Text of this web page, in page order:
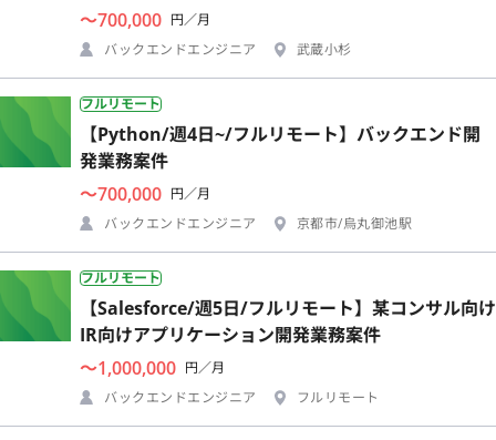
〜700,000 円／月
バックエンドエンジニア
武蔵小杉
フルリモート
【Python/週4日~/フルリモート】バックエンド開
発業務案件
〜700,000 円／月
バックエンドエンジニア
京都市/烏丸御池駅
フルリモート
【Salesforce/週5日/フルリモート】某コンサル向け
IR向けアプリケーション開発業務案件
〜1,000,000 円／月
バックエンドエンジニア
フルリモート